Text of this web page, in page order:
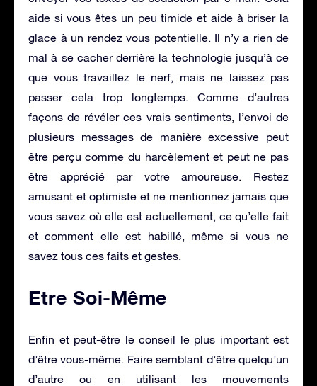
aide si vous êtes un peu timide et aide à briser la
glace à un rendez vous potentielle. Il n’y a rien de
mal à se cacher derrière la technologie jusqu’à ce
que vous travaillez le nerf, mais ne laissez pas
passer cela trop longtemps. Comme d’autres
façons de révéler ces vrais sentiments, l’envoi de
plusieurs messages de manière excessive peut
être perçu comme du harcèlement et peut ne pas
être apprécié par votre amoureuse. Restez
amusant et optimiste et ne mentionnez jamais que
vous savez où elle est actuellement, ce qu’elle fait
et comment elle est habillé, même si vous ne
savez tous ces faits et gestes.
Etre Soi-Même
Enfin et peut-être le conseil le plus important est
d’être vous-même. Faire semblant d’être quelqu’un
d’autre ou en utilisant les mouvements